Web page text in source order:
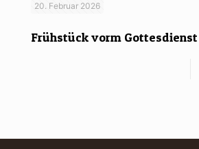
20. Februar 2026
Frühstück vorm Gottesdienst